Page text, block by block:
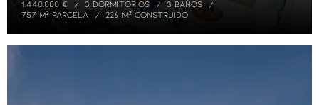
1.440.000 € 3 DORMITORIOS
3 BAÑOS
757 M² PARCELA
226 M² CONSTRUIDO